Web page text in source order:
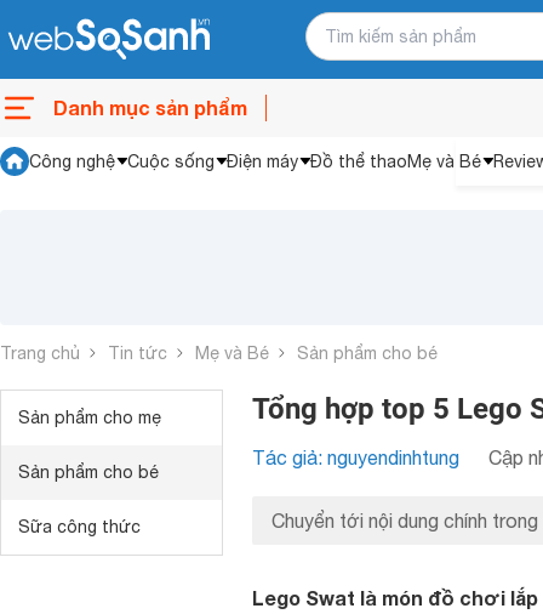
Danh mục sản phẩm
Công nghệ Cuộc sống Điện máy Đồ thể thaoMẹ và Bé
Trang chủ Tin tức Mẹ và Bé Sản phẩm cho bé
Sản phẩm cho mẹ
Sản phẩm cho bé
Sữa công thức
Tổng hợp top 5 Lego
Tác giả: nguyendinhtung Cập
Chuyển tới nội dung chính trong
Lego Swat là món đồ chơi